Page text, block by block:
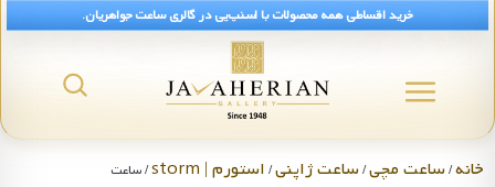
خرید اقساطی همه محصولات با اسنپ‌پی در گالری ساعت جواهریان.
خانه/ساعت مچی/ساعت ژاپنی/ استورم | storm
/ ساعت